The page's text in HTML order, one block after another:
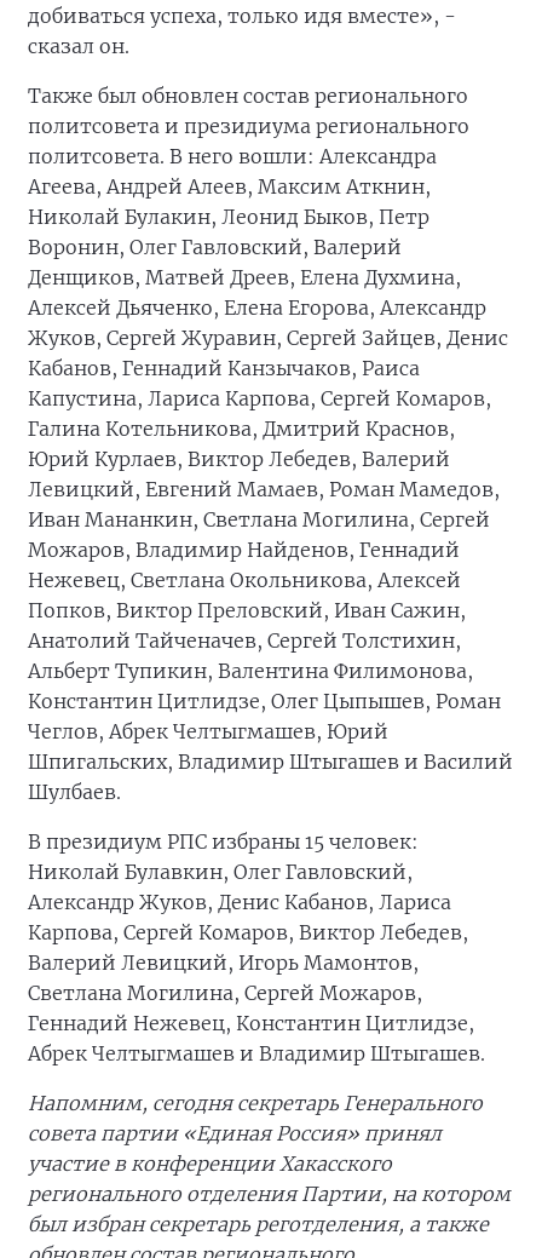
добиваться успеха, только идя вместе», -
сказал он.
Также был обновлен состав регионального
политсовета и президиума регионального
политсовета. В него вошли: Александра
Агеева, Андрей Алеев, Максим Аткнин,
Николай Булакин, Леонид Быков, Петр
Воронин, Олег Гавловский, Валерий
Денщиков, Матвей Дреев, Елена Духмина,
Алексей Дьяченко, Елена Егорова, Александр
Жуков, Сергей Журавин, Сергей Зайцев, Денис
Кабанов, Геннадий Канзычаков, Раиса
Капустина, Лариса Карпова, Сергей Комаров,
Галина Котельникова, Дмитрий Краснов,
Юрий Курлаев, Виктор Лебедев, Валерий
Левицкий, Евгений Мамаев, Роман Мамедов,
Иван Мананкин, Светлана Могилина, Сергей
Можаров, Владимир Найденов, Геннадий
Нежевец, Светлана Окольникова, Алексей
Попков, Виктор Преловский, Иван Сажин,
Анатолий Тайченачев, Сергей Толстихин,
Альберт Тупикин, Валентина Филимонова,
Константин Цитлидзе, Олег Цыпышев, Роман
Чеглов, Абрек Челтыгмашев, Юрий
Шпигальских, Владимир Штыгашев и Василий
Шулбаев.
В президиум РПС избраны 15 человек:
Николай Булавкин, Олег Гавловский,
Александр Жуков, Денис Кабанов, Лариса
Карпова, Сергей Комаров, Виктор Лебедев,
Валерий Левицкий, Игорь Мамонтов,
Светлана Могилина, Сергей Можаров,
Геннадий Нежевец, Константин Цитлидзе,
Абрек Челтыгмашев и Владимир Штыгашев.
Напомним, сегодня секретарь Генерального
совета партии «Единая Россия» принял
участие в конференции Хакасского
регионального отделения Партии, на котором
был избран секретарь реготделения, а также